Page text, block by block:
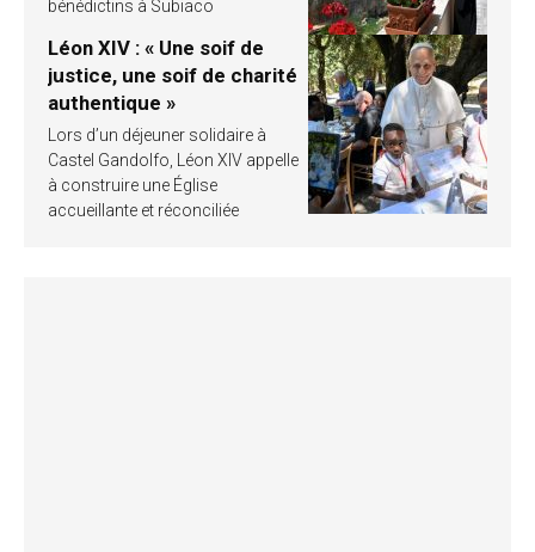
bénédictins à Subiaco
Léon XIV : « Une soif de
justice, une soif de charité
authentique »
Lors d’un déjeuner solidaire à
Castel Gandolfo, Léon XIV appelle
à construire une Église
accueillante et réconciliée